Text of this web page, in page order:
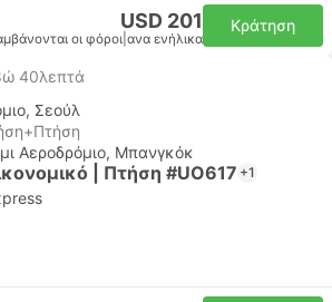
USD 201
οι φόροι ανα ενήλικα
Κράτηση
40λεπτά
Σεούλ
Αεροδρόμιο, Μπανγκόκ
| Πτήση #UO617 +1